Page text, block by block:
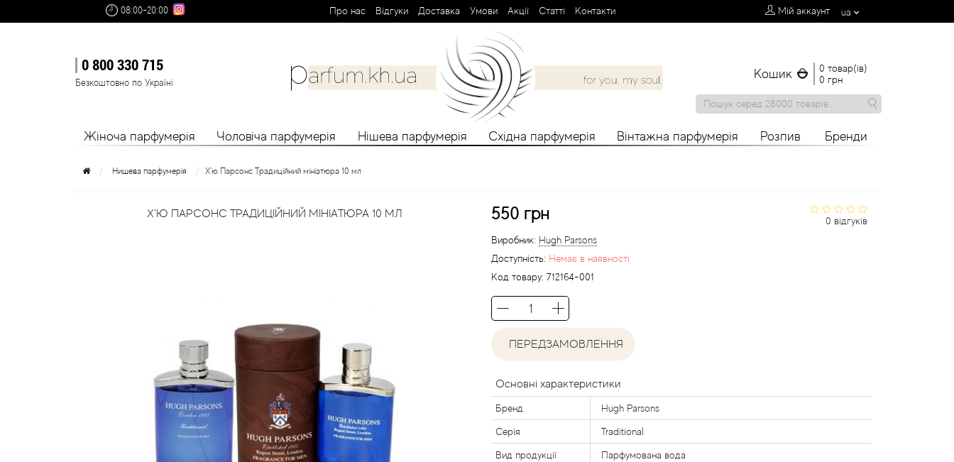
08:00-20:00 Про нас Вiдгуки Доставка Умови Aкції Cтатті Контакти Мій аккаунт ua
0 800 330 715
Безкоштовно по Україні
Кошик
0 товар(ів)
0 грн
Жіноча парфумерія Чоловіча парфумерія Нішева парфумерія Східна парфумерія Вінтажна парфумерія Розпив Бренди
Нишева парфумерія Х'ю Парсонс Традиційний мініатюра 10 мл
Х'Ю ПАРСОНС ТРАДИЦІЙНИЙ МІНІАТЮРА 10 МЛ
0 відгуків
550 грн
Виробник: Hugh Parsons
Доступність: Немає в наявності
Код товару: 712164-001
ПЕРЕДЗАМОВЛЕННЯ
Основні характеристики
Бренд Hugh Parsons
Серія Traditional
Вид продукції Парфумована вода